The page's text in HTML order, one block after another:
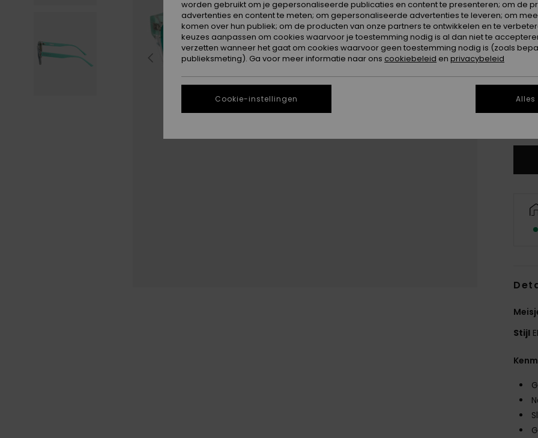
Kleur
Stijl
worden gebruikt om je gepersonaliseerde publicaties en content te presenteren; om de
advertenties en content te meten; om gepersonaliseerde advertenties te leveren; om
komen over hun publiek; om de producten van onze partners te ontwikkelen en te
keuzes aanpassen om cookies waarvoor je toestemming nodig is al dan niet te
verzetten wanneer het gaat om cookies waarvoor geen toestemming nodig is (zoals
publieksmeting). Ga voor meer informatie naar ons cookiebeleid en privacybeleid
Cookie-instellingen Alles